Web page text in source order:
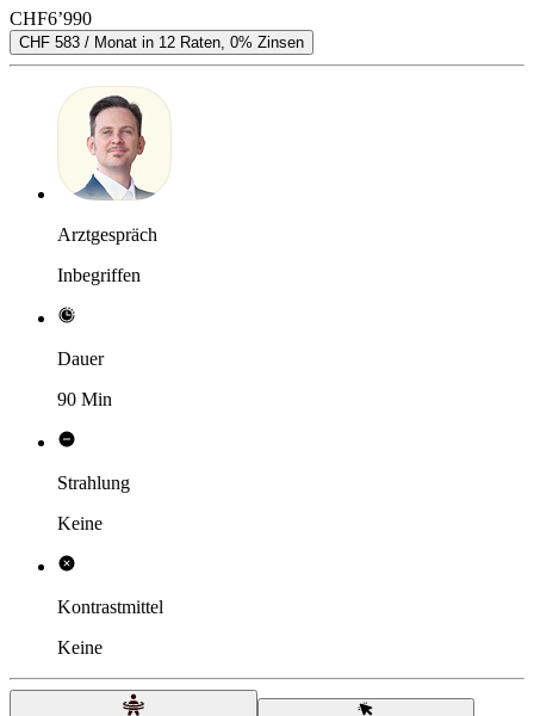
CHF6’990
CHF 583 / Monat in 12 Raten, 0% Zinsen
Arztgespräch
Inbegriffen
Dauer
90 Min
Strahlung
Keine
Kontrastmittel
Keine